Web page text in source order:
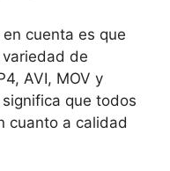
cuenta es que
de
AVI, MOV y
que todos
cuanto a calidad